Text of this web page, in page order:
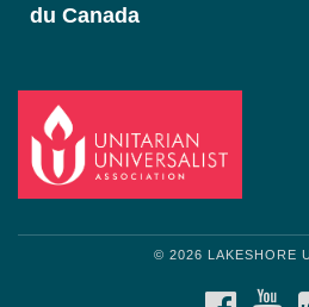
du Canada
© 2026 LAKESHORE